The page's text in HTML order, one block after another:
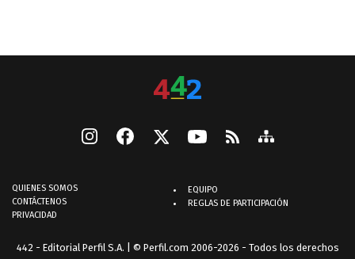
QUIENES SOMOS
CONTÁCTENOS
PRIVACIDAD
EQUIPO
REGLAS DE PARTICIPACIÓN
442 - Editorial Perfil S.A. | © Perfil.com 2006-2026 - Todos los derechos